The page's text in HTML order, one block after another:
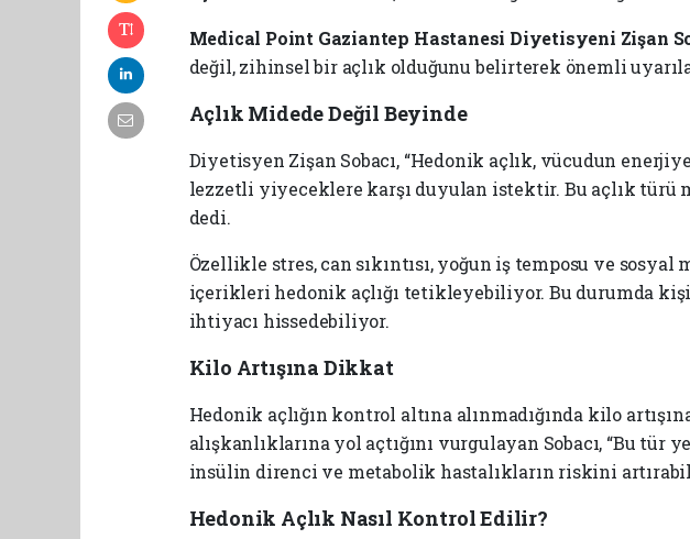
Medical Point Gaziantep Hastanesi Diyetisyeni Zişan
değil, zihinsel bir açlık olduğunu belirterek önemli
Açlık Midede Değil Beyinde
Diyetisyen Zişan Sobacı, “Hedonik açlık, vücudun
lezzetli yiyeceklere karşı duyulan istektir. Bu açlık
dedi.
Özellikle stres, can sıkıntısı, yoğun iş temposu ve sosyal
içerikleri hedonik açlığı tetikleyebiliyor. Bu durumda
ihtiyacı hissedebiliyor.
Kilo Artışına Dikkat
Hedonik açlığın kontrol altına alınmadığında kilo
alışkanlıklarına yol açtığını vurgulayan Sobacı, “Bu tür
insülin direnci ve metabolik hastalıkların riskini
Hedonik Açlık Nasıl Kontrol Edilir?